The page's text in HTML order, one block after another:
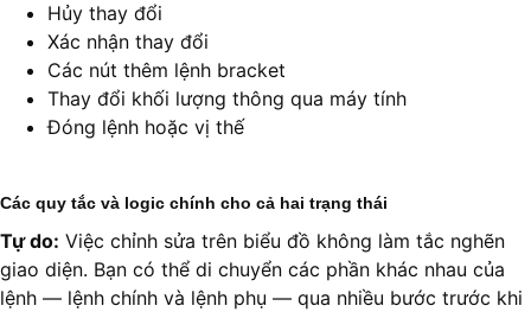
Hủy thay đổi
Xác nhận thay đổi
Các nút thêm lệnh bracket
Thay đổi khối lượng thông qua máy tính
Đóng lệnh hoặc vị thế
Các quy tắc và logic chính cho cả hai trạng thái
Tự do: Việc chỉnh sửa trên biểu đồ không làm tắc nghẽn
giao diện. Bạn có thể di chuyển các phần khác nhau của
lệnh — lệnh chính và lệnh phụ — qua nhiều bước trước khi